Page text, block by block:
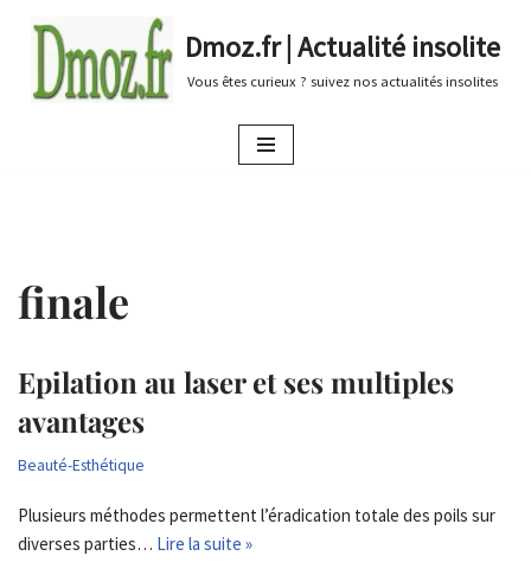
au
Dmoz.fr | Actualité insolite
Vous êtes curieux ? suivez nos actualités insolites
finale
Epilation au laser et ses multiples
avantages
Beauté-Esthétique
Plusieurs méthodes permettent l’éradication totale des poils sur
diverses parties… Lire la suite »